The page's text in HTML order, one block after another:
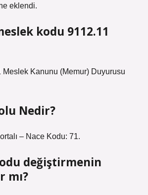
eklendi.
kodu 9112.11
Meslek Kanunu (Memur) Duyurusu
Nedir?
– Nace Kodu: 71.
değiştirmenin
mı?